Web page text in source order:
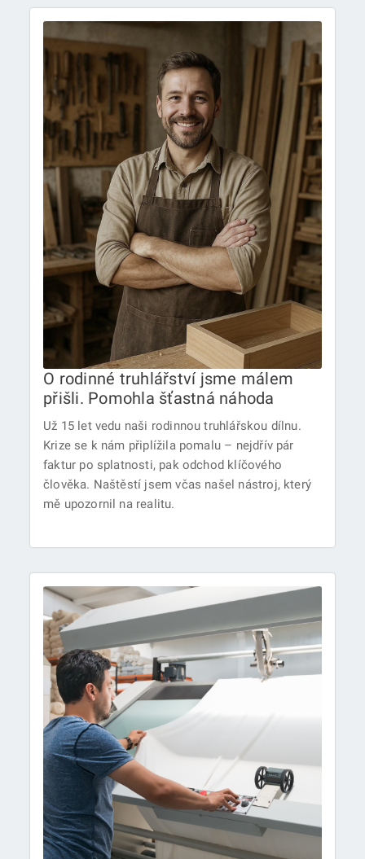
O rodinné truhlářství jsme málem
přišli. Pomohla šťastná náhoda
Už 15 let vedu naši rodinnou truhlářskou dílnu.
Krize se k nám připlížila pomalu – nejdřív pár
faktur po splatnosti, pak odchod klíčového
člověka. Naštěstí jsem včas našel nástroj, který
mě upozornil na realitu.